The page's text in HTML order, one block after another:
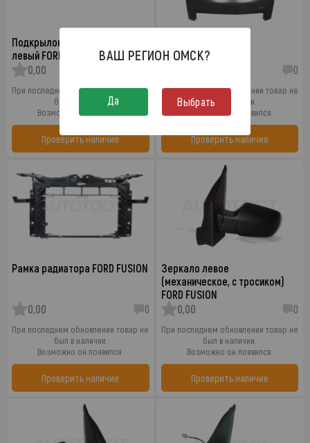
Подкрылок переднего крыла
левый FORD FUSION
0,00
При последнем обновлении товар не
был в наличии.
Возможно он появился.
Проверить наличие
0
При последнем обновлении товар не
был в наличии.
Возможно он появился.
Проверить наличие
Рамка радиатора FORD FUSION
0,00 0
При последнем обновлении товар не
был в наличии.
Возможно он появился.
Проверить наличие
Зеркало левое
(механическое, с тросиком)
FORD FUSION
0,00
0
При последнем обновлении товар не
был в наличии.
Возможно он появился.
Проверить наличие
ВАШ РЕГИОН ОМСК?
Да Выбрать